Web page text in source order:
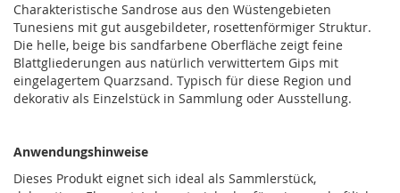
Charakteristische Sandrose aus den Wüstengebieten
Tunesiens mit gut ausgebildeter, rosettenförmiger Struktur.
Die helle, beige bis sandfarbene Oberfläche zeigt feine
Blattgliederungen aus natürlich verwittertem Gips mit
eingelagertem Quarzsand. Typisch für diese Region und
dekorativ als Einzelstück in Sammlung oder Ausstellung.
Anwendungshinweise
Dieses Produkt eignet sich ideal als Sammlerstück,